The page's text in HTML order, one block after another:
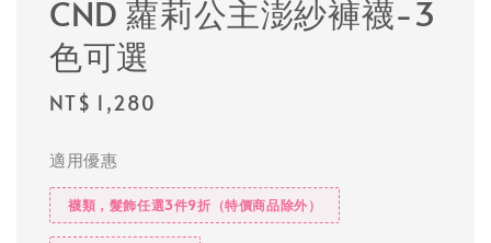
CND 蘿莉公主澎紗褲襪-3
色可選
Regular
NT$ 1,280
適用優惠
襪類，髮飾任選3件9折（特價商品除外）